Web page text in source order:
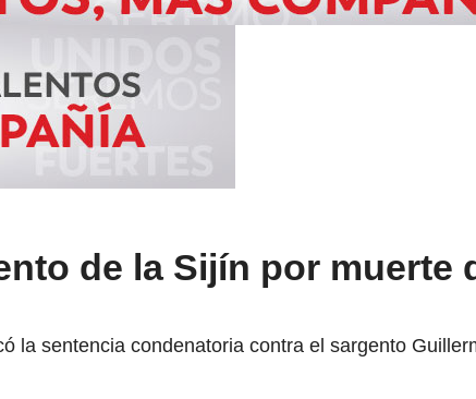
de la Sijín por muerte
la sentencia condenatoria contra el sargento